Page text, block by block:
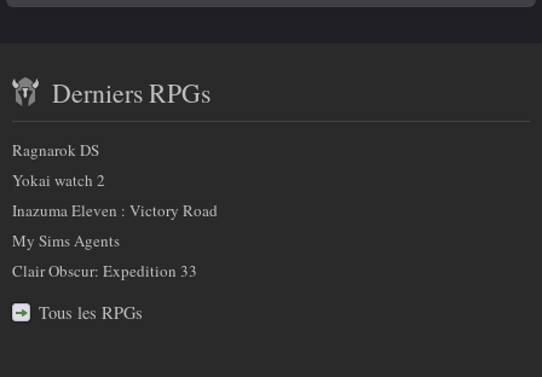
savoir
plus
sur
nous
récent
et
partenaires
Derniers RPGs
Ragnarok DS
Yokai watch 2
Inazuma Eleven : Victory Road
My Sims Agents
Clair Obscur: Expedition 33
Tous les RPGs